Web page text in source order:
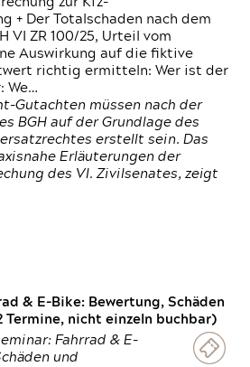
+ Der Totalschaden nach dem
VI ZR 100/25, Urteil vom
Auswirkung auf die fiktive
richtig ermitteln: Wer ist der
We…
Gutachten müssen nach der
BGH auf der Grundlage des
erstellt sein. Das
Erläuterungen der
des VI. Zivilsenates, zeigt
& E-Bike: Bewertung, Schäden
Termine, nicht einzeln buchbar)
Fahrrad & E-
und